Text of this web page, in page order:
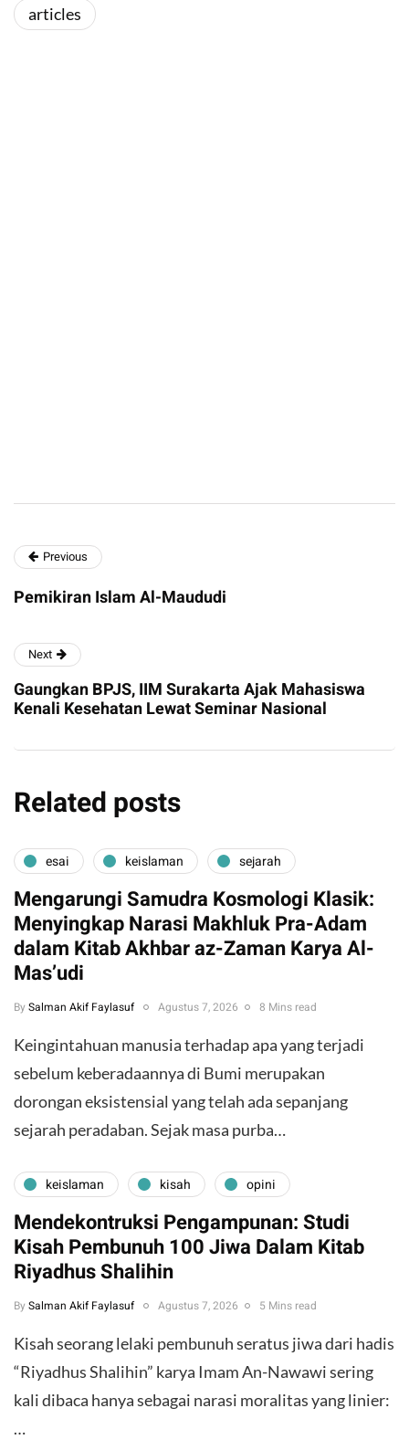
articles
Previous
Pemikiran Islam Al-Maududi
Next
Gaungkan BPJS, IIM Surakarta Ajak Mahasiswa
Kenali Kesehatan Lewat Seminar Nasional
Related posts
esai keislaman sejarah
Mengarungi Samudra Kosmologi Klasik:
Menyingkap Narasi Makhluk Pra-Adam
dalam Kitab Akhbar az-Zaman Karya Al-
Mas’udi
By Salman Akif Faylasuf Agustus 7, 2026 8 Mins read
Keingintahuan manusia terhadap apa yang terjadi
sebelum keberadaannya di Bumi merupakan
dorongan eksistensial yang telah ada sepanjang
sejarah peradaban. Sejak masa purba…
keislaman kisah opini
Mendekontruksi Pengampunan: Studi
Kisah Pembunuh 100 Jiwa Dalam Kitab
Riyadhus Shalihin
By Salman Akif Faylasuf Agustus 7, 2026 5 Mins read
Kisah seorang lelaki pembunuh seratus jiwa dari hadis
“Riyadhus Shalihin” karya Imam An-Nawawi sering
kali dibaca hanya sebagai narasi moralitas yang linier:
…